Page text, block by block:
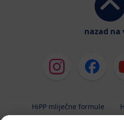
nazad na
HiPP mliječne formule